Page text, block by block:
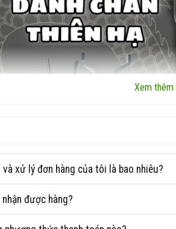
Xem thêm
và xử lý đơn hàng của tôi là bao nhiêu?
được hàng?